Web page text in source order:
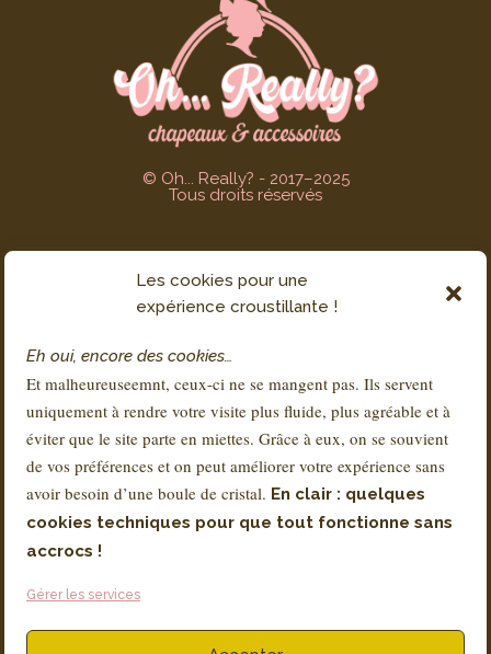
Les cookies pour une
expérience croustillante !
Eh oui, encore des cookies…
Et malheureuseemnt, ceux-ci ne se mangent pas. Ils servent
uniquement à rendre votre visite plus fluide, plus agréable et à
éviter que le site parte en miettes. Grâce à eux, on se souvient
de vos préférences et on peut améliorer votre expérience sans
avoir besoin d’une boule de cristal. En clair : quelques
cookies techniques pour que tout fonctionne sans
accrocs !
Gérer les services
© Oh... Really? - 2017–2025
Tous droits réservés
SERVICE CLIENT
FAQs
Livraison & Retours
À propos de Sandra
RÉGLEMENTATION
Conditions Générales de Vente – CGV
Politique de Confidentialité – RGPD